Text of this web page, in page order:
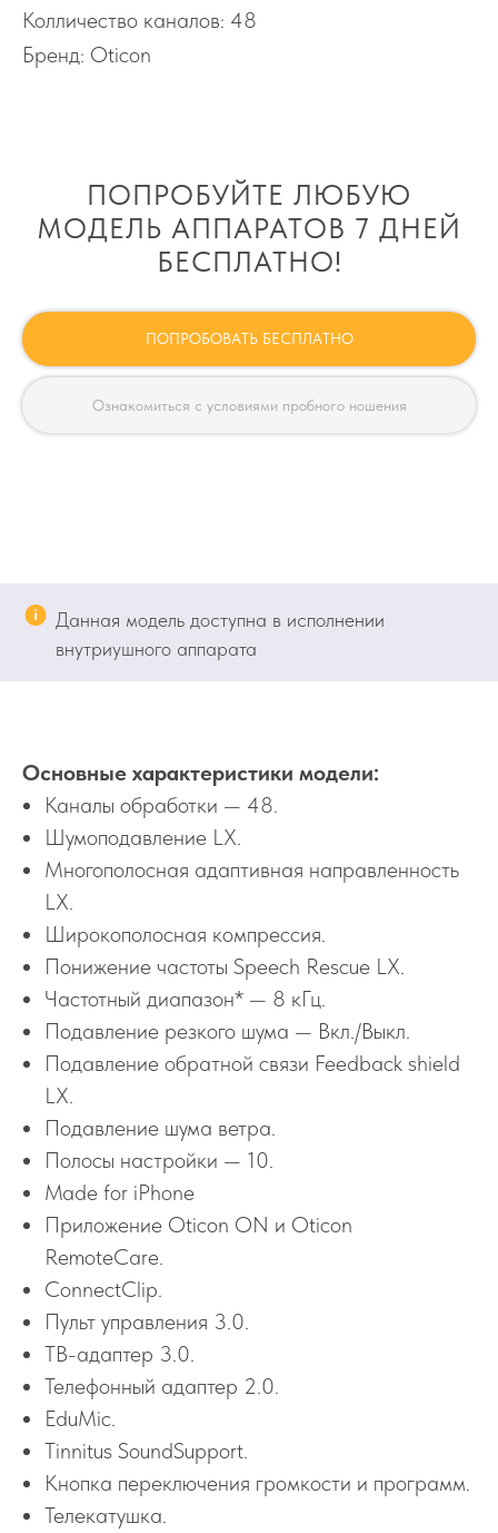
Колличество каналов: 48
Бренд: Oticon
ПОПРОБУЙТЕ ЛЮБУЮ
МОДЕЛЬ АППАРАТОВ 7 ДНЕЙ
БЕСПЛАТНО!
ПОПРОБОВАТЬ БЕСПЛАТНО
Ознакомиться с условиями пробного ношения
Данная модель доступна в исполнении
внутриушного аппарата
Основные характеристики модели:
Каналы обработки — 48.
Шумоподавление LX.
Многополосная адаптивная направленность
LX.
Широкополосная компрессия.
Понижение частоты Speech Rescue LX.
Частотный диапазон* — 8 кГц.
Подавление резкого шума — Вкл./Выкл.
Подавление обратной связи Feedback shield
LX.
Подавление шума ветра.
Полосы настройки — 10.
Made for iPhone
Приложение Oticon ON и Oticon
RemoteCare.
ConnectClip.
Пульт управления 3.0.
ТВ-адаптер 3.0.
Телефонный адаптер 2.0.
EduMic.
Tinnitus SoundSupport.
Кнопка переключения громкости и программ.
Телекатушка.